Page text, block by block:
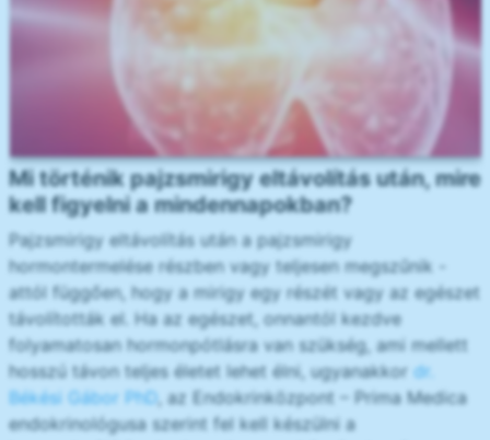
Mi történik pajzsmirigy eltávolítás után, mire
kell figyelni a mindennapokban?
Pajzsmirigy eltávolítás után a pajzsmirigy
hormontermelése részben vagy teljesen megszűnik -
attól függően, hogy a mirigy egy részét vagy az egészet
távolították el. Ha az egészet, onnantól kezdve
folyamatosan hormonpótlásra van szükség, ami mellett
hosszú távon teljes életet lehet élni, ugyanakkor dr.
Békési Gábor PhD
, az Endokrinközpont – Prima Medica
endokrinológusa szerint fel kell készülni a